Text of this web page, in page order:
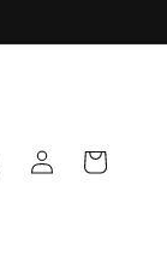
sesión
Carrito